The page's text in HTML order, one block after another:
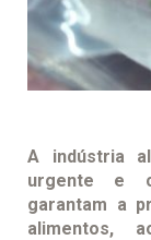
A indústria
urgente e
garantam a
alimentos,